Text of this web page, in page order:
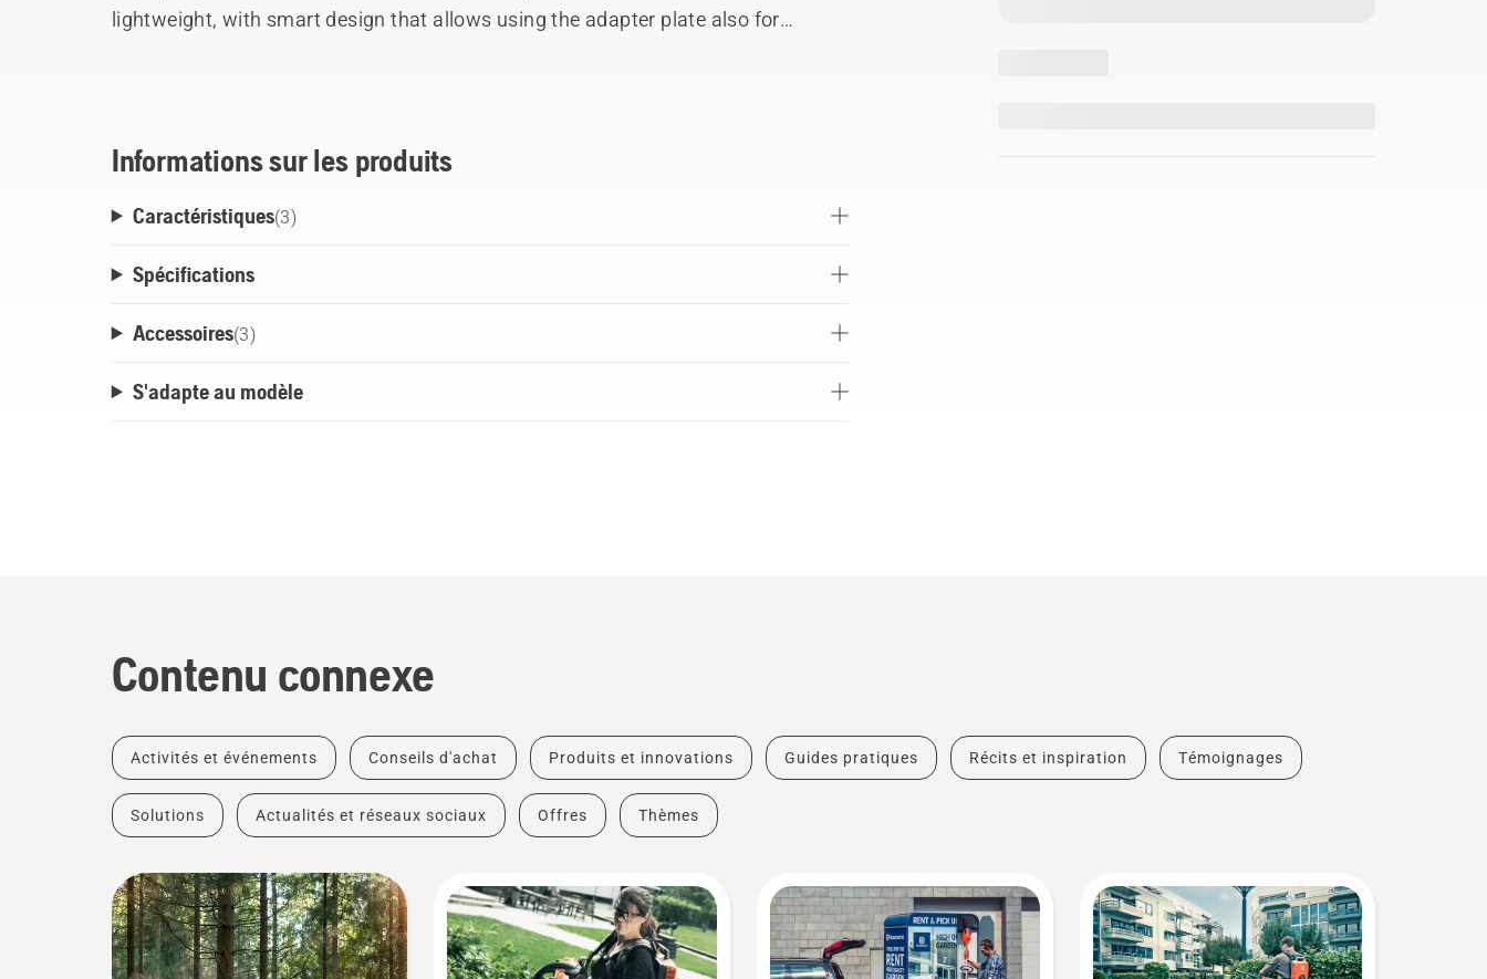
lightweight, with smart design that allows using the adapter plate also for
Informations sur les produits
Caractéristiques(3)
Spécifications
Accessoires(3)
S'adapte au modèle
Contenu connexe
Activités et événements Conseils d'achat Produits et innovations Guides pratiques Récits et inspiration Témoignages
Solutions Actualités et réseaux sociaux Offres Thèmes